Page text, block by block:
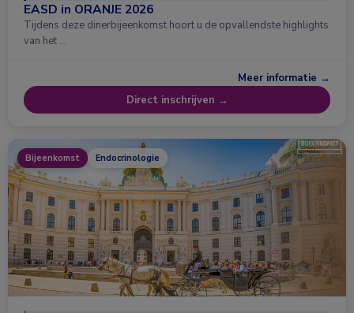
EASD in ORANJE 2026
Tijdens deze dinerbijeenkomst hoort u de opvallendste highlights
van het …
Meer informatie →
Direct inschrijven →
Bijeenkomst Endocrinologie